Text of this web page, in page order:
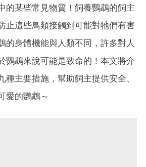
的某些常見物質！飼養鸚鵡的飼主
止這些鳥類接觸到可能對牠們有害
的身體機能與人類不同，許多對人
鸚鵡來說可能是致命的！本文將介
種主要措施，幫助飼主提供安全、
愛的鸚鵡～